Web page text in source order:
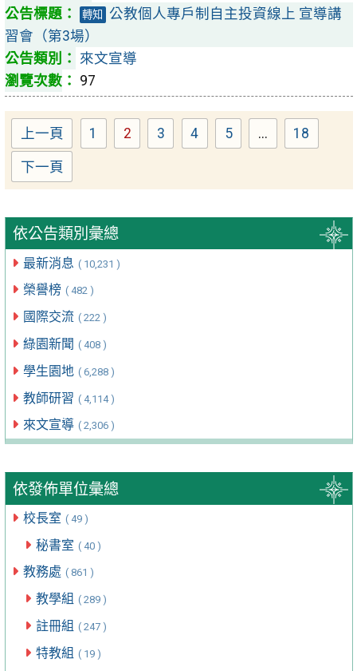
依公告類別彙總
最新消息 ( 10,231 )
榮譽榜 ( 482 )
國際交流 ( 222 )
綠園新聞 ( 408 )
學生園地 ( 6,288 )
教師研習 ( 4,114 )
來文宣導 ( 2,306 )
依發佈單位彙總
校長室 ( 49 )
秘書室 ( 40 )
教務處 ( 861 )
教學組 ( 289 )
註冊組 ( 247 )
特教組 ( 19 )
轉知
公教個人專戶制自主投資線上 宣導講
習會（第3場）
來文宣導
97
上一頁 Page
1 Page
2 Page
3 Page
4 Page
5 ... Page
18
下一頁